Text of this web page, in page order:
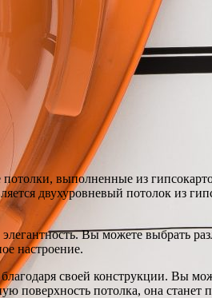
выполненные из
двухуровневый потолок из
Вы можете выбрать
настроение.
своей конструкции. Вы
поверхность потолка, она